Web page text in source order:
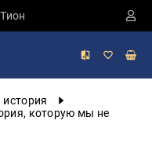
которую мы не